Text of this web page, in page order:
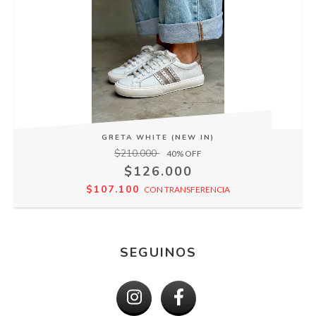
GRETA WHITE (NEW IN)
$210.000 40% OFF
$126.000
$107.100 CON TRANSFERENCIA
SEGUINOS